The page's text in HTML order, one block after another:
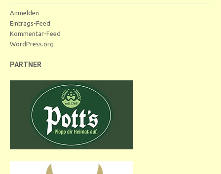
Anmelden
Eintrags-Feed
Kommentar-Feed
WordPress.org
PARTNER